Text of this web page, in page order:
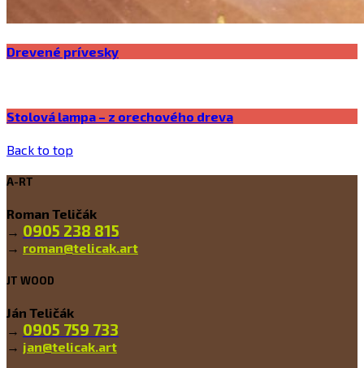
Drevené prívesky
Stolová lampa – z orechového dreva
Back to top
A-RT
Roman Teličák
→ 0905 238 815
→ roman@telicak.art
JT WOOD
Ján Teličák
→ 0905 759 733
→ jan@telicak.art